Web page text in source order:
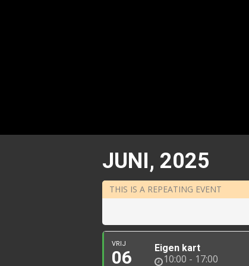
JUNI, 2025
THIS IS A REPEATING EVENT
VRIJ
06 Eigen kart
10:00 - 17:00